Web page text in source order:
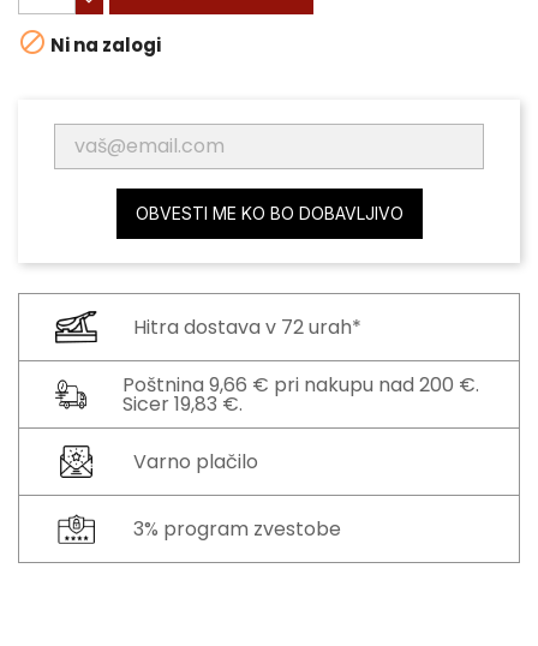
 Ni na zalogi
OBVESTI ME KO BO DOBAVLJIVO
Hitra dostava v 72 urah*
Poštnina 9,66 € pri nakupu nad 200 €.
Sicer 19,83 €.
Varno plačilo
3% program zvestobe